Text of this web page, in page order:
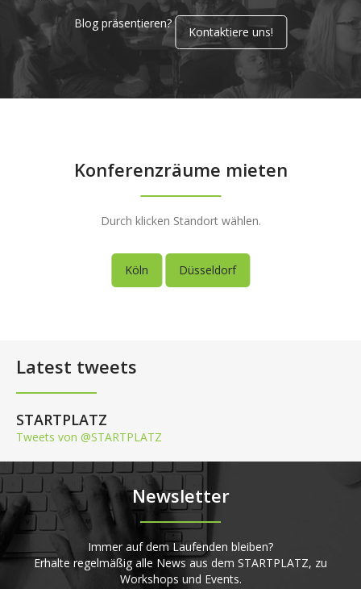
Blog präsentieren?
Kontaktiere uns!
Konferenzräume mieten
Durch klicken Standort wählen.
Köln Düsseldorf
Latest tweets
STARTPLATZ
Tweets von @STARTPLATZ
Newsletter
Immer auf dem Laufenden bleiben?
Erhalte regelmäßig alle News aus dem STARTPLATZ, zu
Workshops und Events.